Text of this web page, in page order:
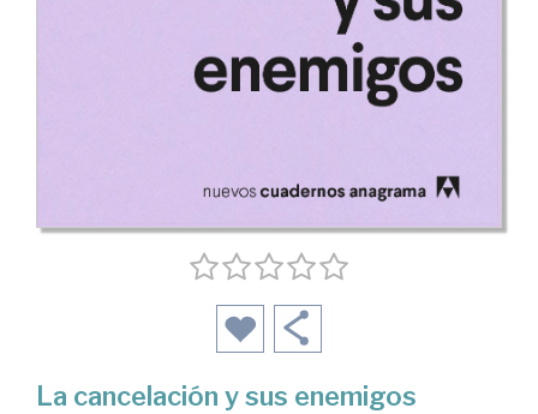
La cancelación y sus enemigos